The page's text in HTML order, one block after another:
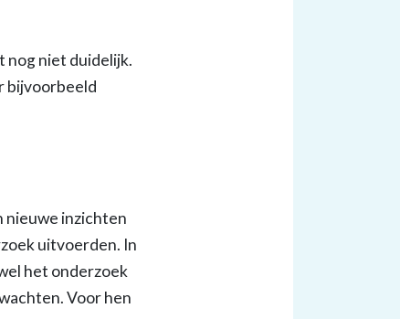
nog niet duidelijk.
bijvoorbeeld
nieuwe inzichten
uitvoerden. In
het onderzoek
Voor hen